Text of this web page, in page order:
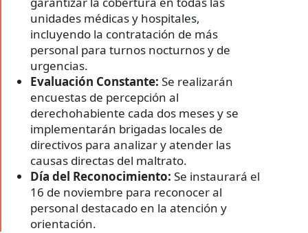
unidades médicas y hospitales,
incluyendo la contratación de más
personal para turnos nocturnos y de
urgencias.
Evaluación Constante: Se realizarán
encuestas de percepción al
derechohabiente cada dos meses y se
implementarán brigadas locales de
directivos para analizar y atender las
causas directas del maltrato.
Día del Reconocimiento: Se instaurará el
16 de noviembre para reconocer al
personal destacado en la atención y
orientación.